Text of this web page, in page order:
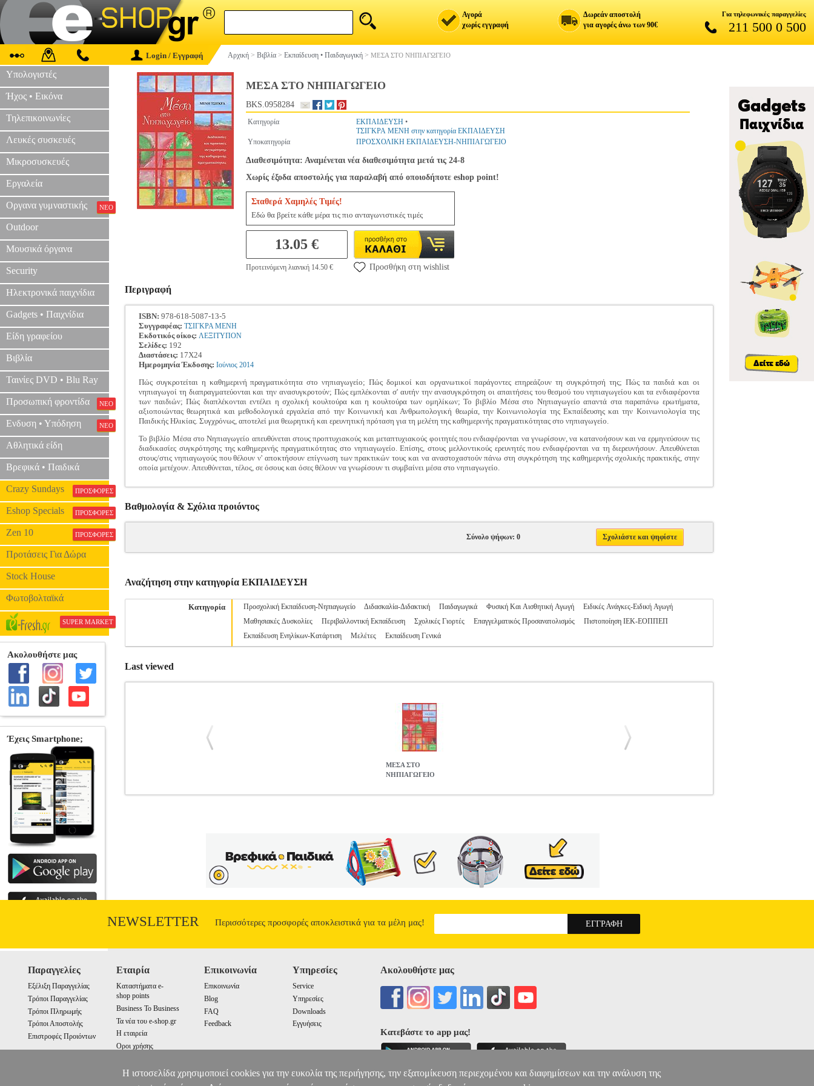
Αγορά
χωρίς εγγραφή
Δωρεάν αποστολή
για αγορές άνω των 90€
Για τηλεφωνικές παραγγελίες
211 500 0 500
Login / Εγγραφή Αρχική > Βιβλία > Εκπαίδευση • Παιδαγωγική > ΜΕΣΑ ΣΤΟ ΝΗΠΙΑΓΩΓΕΙΟ
Υπολογιστές
Ήχος • Εικόνα
Τηλεπικοινωνίες
Λευκές συσκευές
Μικροσυσκευές
Εργαλεία
Οργανα γυμναστικής ΝΕΟ
Outdoor
Μουσικά όργανα
Security
Ηλεκτρονικά παιχνίδια
Gadgets • Παιχνίδια
Είδη γραφείου
Βιβλία
Ταινίες DVD • Blu Ray
Προσωπική φροντίδα ΝΕΟ
Ενδυση • Υπόδηση ΝΕΟ
Αθλητικά είδη
Βρεφικά • Παιδικά
Crazy Sundays ΠΡΟΣΦΟΡΕΣ
Eshop Specials ΠΡΟΣΦΟΡΕΣ
Zen 10 ΠΡΟΣΦΟΡΕΣ
Προτάσεις Για Δώρα
Stock House
Φωτοβολταϊκά
SUPER MARKET
ΜΕΣΑ ΣΤΟ ΝΗΠΙΑΓΩΓΕΙΟ
BKS.0958284
Κατηγορία ΕΚΠΑΙΔΕΥΣΗ •
ΤΣΙΓΚΡΑ ΜΕΝΗ στην κατηγορία ΕΚΠΑΙΔΕΥΣΗ
Υποκατηγορία
ΠΡΟΣΧΟΛΙΚΗ ΕΚΠΑΙΔΕΥΣΗ-ΝΗΠΙΑΓΩΓΕΙΟ
Διαθεσιμότητα: Αναμένεται νέα διαθεσιμότητα μετά τις 24-8
Χωρίς έξοδα αποστολής για παραλαβή από οποιοδήποτε eshop point!
Σταθερά Χαμηλές Τιμές!
Εδώ θα βρείτε κάθε μέρα τις πιο ανταγωνιστικές τιμές
13.05 €
Προτεινόμενη λιανική 14.50 € Προσθήκη στη wishlist
Περιγραφή
ISBN: 978-618-5087-13-5
Συγγραφέας: ΤΣΙΓΚΡΑ ΜΕΝΗ
Εκδοτικός οίκος: ΛΕΞΙΤΥΠΟΝ
Σελίδες: 192
Διαστάσεις: 17Χ24
Ημερομηνία Έκδοσης: Ιούνιος 2014
Πώς συγκροτείται η καθημερινή πραγματικότητα στο νηπιαγωγείο; Πώς δομικοί και οργανωτικοί παράγοντες επηρεάζουν τη συγκρότησή της; Πώς τα παιδιά και οι
νηπιαγωγοί τη διαπραγματεύονται και την ανασυγκροτούν; Πώς εμπλέκονται σ' αυτήν την ανασυγκρότηση οι απαιτήσεις του θεσμού του νηπιαγωγείου και τα ενδιαφέροντα
των παιδιών; Πώς διαπλέκονται εντέλει η σχολική κουλτούρα και η κουλτούρα των ομηλίκων; Το βιβλίο Μέσα στο Νηπιαγωγείο απαντά στα παραπάνω ερωτήματα,
αξιοποιώντας θεωρητικά και μεθοδολογικά εργαλεία από την Κοινωνική και Ανθρωπολογική θεωρία, την Κοινωνιολογία της Εκπαίδευσης και την Κοινωνιολογία της
Παιδικής Ηλικίας. Συγχρόνως, αποτελεί μια θεωρητική και ερευνητική πρόταση για τη μελέτη της καθημερινής πραγματικότητας στο νηπιαγωγείο.
Το βιβλίο Μέσα στο Νηπιαγωγείο απευθύνεται στους προπτυχιακούς και μεταπτυχιακούς φοιτητές που ενδιαφέρονται να γνωρίσουν, να κατανοήσουν και να ερμηνεύσουν τις
διαδικασίες συγκρότησης της καθημερινής πραγματικότητας στο νηπιαγωγείο. Επίσης, στους μελλοντικούς ερευνητές που ενδιαφέρονται να τη διερευνήσουν. Απευθύνεται
στους/στις νηπιαγωγούς που θέλουν ν' αποκτήσουν επίγνωση των πρακτικών τους και να αναστοχαστούν πάνω στη συγκρότηση της καθημερινής σχολικής πρακτικής, στην
οποία μετέχουν. Απευθύνεται, τέλος, σε όσους και όσες θέλουν να γνωρίσουν τι συμβαίνει μέσα στο νηπιαγωγείο.
Βαθμολογία & Σχόλια προιόντος
Σύνολο ψήφων: 0 Σχολιάστε και ψηφίστε
Αναζήτηση στην κατηγορία ΕΚΠΑΙΔΕΥΣΗ
Κατηγορία Προσχολική Εκπαίδευση-Νηπιαγωγείο Διδασκαλία-Διδακτική Παιδαγωγικά Φυσική Και Αισθητική Αγωγή
Ειδικές Ανάγκες-Ειδική Αγωγή
Μαθησιακές Δυσκολίες
Περιβαλλοντική Εκπαίδευση Σχολικές Γιορτές Επαγγελματικός Προσανατολισμός
Πιστοποίηση ΙΕΚ-ΕΟΠΠΕΠ
Εκπαίδευση Ενηλίκων-Κατάρτιση
Μελέτες Εκπαίδευση Γενικά
Last viewed
ΜΕΣΑ ΣΤΟ
ΝΗΠΙΑΓΩΓΕΙΟ
ανασυγκρότηση οι απαιτήσεις του θεσμού του νηπιαγωγείου και τα ενδιαφέροντα των παιδιών; Πώς διαπλέκονται εντέλει η σχολική κουλτούρα και η
κουλτούρα των ομηλίκων; Το βιβλίο Μέσα στο Νηπιαγωγείο απαντά στα παραπάνω ερωτήματα, αξιοποιώντας θεωρητικά και μεθοδολογικά εργαλεία από την
Κοινωνική και Ανθρωπολογική θεωρία, την Κοινωνιολογία της Εκπαίδευσης και την Κοινωνιολογία της Παιδικής Ηλικίας. Συγχρόνως, αποτελεί μια θεωρητική
και ερευνητική πρόταση για τη μελέτη της καθημερινής πραγματικότητας στο νηπιαγωγείο. Το βιβλίο Μέσα στο Νηπιαγωγείο απευθύνεται στους προπτυχιακούς
και μεταπτυχιακούς φοιτητές που ενδιαφέρονται να γνωρίσουν, να κατανοήσουν και να ερμηνεύσουν τις διαδικασίες συγκρότησης της καθημερινής
πραγματικότητας στο νηπιαγωγείο. Επίσης, στους μελλοντικούς ερευνητές που ενδιαφέρονται να τη διερευνήσουν. Απευθύνεται στους/στις νηπιαγωγούς που
Απευθύνεται, τέλος, σε όσους και όσες θέλουν να γνωρίσουν τι συμβαίνει μέσα στο νηπιαγωγείο.
ΜΕΣΑ ΣΤΟ ΝΗΠΙΑΓΩΓΕΙΟ
NEWSLETTER Περισσότερες προσφορές αποκλειστικά για τα μέλη μας!
Παραγγελίες
Εξέλιξη Παραγγελίας
Τρόποι Παραγγελίας
Τρόποι Πληρωμής
Τρόποι Αποστολής
Επιστροφές Προιόντων
Εταιρία
Καταστήματα e-
shop points
Business To Business
Τα νέα του e-shop.gr
Η εταιρεία
Οροι χρήσης
Επικοινωνία
Επικοινωνία
Blog
FAQ
Feedback
Υπηρεσίες
Service
Υπηρεσίες
Downloads
Εγγυήσεις
Ακολουθήστε μας
Κατεβάστε το app μας!
Η ιστοσελίδα χρησιμοποιεί cookies για την ευκολία της περιήγησης, την εξατομίκευση περιεχομένου και διαφημίσεων και την ανάλυση της